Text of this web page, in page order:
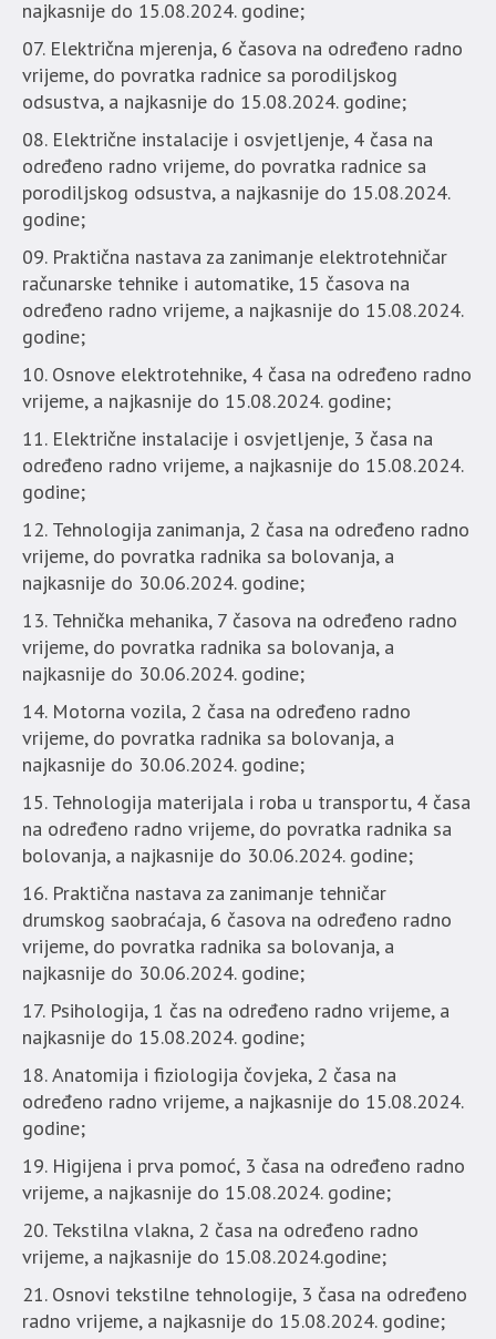
najkasnije do 15.08.2024. godine;
Električna mjerenja, 6 časova na određeno radno
vrijeme, do povratka radnice sa porodiljskog
odsustva, a najkasnije do 15.08.2024. godine;
Električne instalacije i osvjetljenje, 4 časa na
određeno radno vrijeme, do povratka radnice sa
porodiljskog odsustva, a najkasnije do 15.08.2024.
godine;
Praktična nastava za zanimanje elektrotehničar
računarske tehnike i automatike, 15 časova na
određeno radno vrijeme, a najkasnije do 15.08.2024.
godine;
Osnove elektrotehnike, 4 časa na određeno radno
vrijeme, a najkasnije do 15.08.2024. godine;
Električne instalacije i osvjetljenje, 3 časa na
određeno radno vrijeme, a najkasnije do 15.08.2024.
godine;
Tehnologija zanimanja, 2 časa na određeno radno
vrijeme, do povratka radnika sa bolovanja, a
najkasnije do 30.06.2024. godine;
Tehnička mehanika, 7 časova na određeno radno
vrijeme, do povratka radnika sa bolovanja, a
najkasnije do 30.06.2024. godine;
Motorna vozila, 2 časa na određeno radno
vrijeme, do povratka radnika sa bolovanja, a
najkasnije do 30.06.2024. godine;
Tehnologija materijala i roba u transportu, 4 časa
na određeno radno vrijeme, do povratka radnika sa
bolovanja, a najkasnije do 30.06.2024. godine;
Praktična nastava za zanimanje tehničar
drumskog saobraćaja, 6 časova na određeno radno
vrijeme, do povratka radnika sa bolovanja, a
najkasnije do 30.06.2024. godine;
Psihologija, 1 čas na određeno radno vrijeme, a
najkasnije do 15.08.2024. godine;
Anatomija i fiziologija čovjeka, 2 časa na
određeno radno vrijeme, a najkasnije do 15.08.2024.
godine;
Higijena i prva pomoć, 3 časa na određeno radno
vrijeme, a najkasnije do 15.08.2024. godine;
Tekstilna vlakna, 2 časa na određeno radno
vrijeme, a najkasnije do 15.08.2024.godine;
Osnovi tekstilne tehnologije, 3 časa na određeno
radno vrijeme, a najkasnije do 15.08.2024. godine;